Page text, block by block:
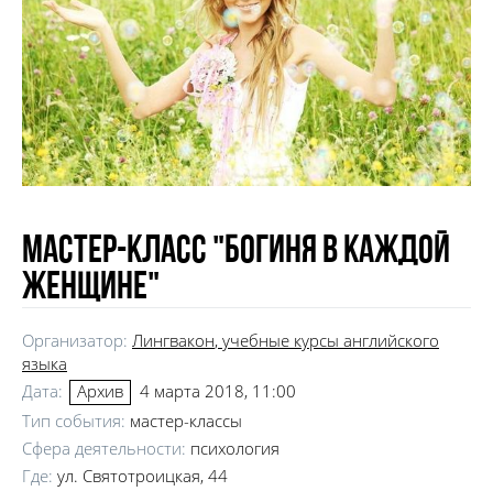
Мастер-класс "Богиня в каждой
женщине"
Организатор: Лингвакон, учебные курсы английского
языка
Дата:
Архив
4 марта 2018, 11:00
Тип события: мастер-классы
Сфера деятельности: психология
Где: ул. Святотроицкая, 44